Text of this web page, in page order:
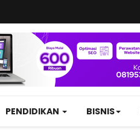
PENDIDIKAN BISNIS